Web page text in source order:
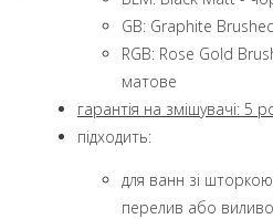
GB: Graphite
RGB: Rose Gold
матове
гарантія на змішувачі: 5
підходить:
для ванн зі
перелив або